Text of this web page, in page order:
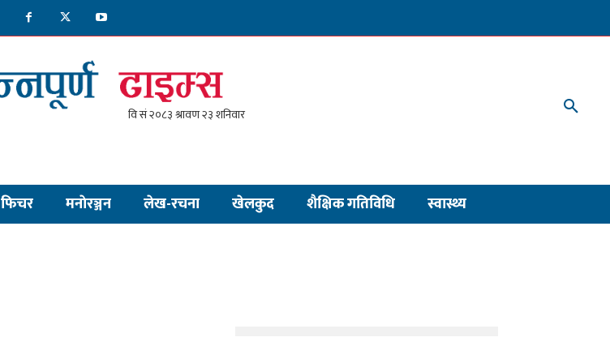
फिचर मनाेरञ्जन लेख-रचना खेलकुद शैक्षिक गतिविधि स्वास्थ्य